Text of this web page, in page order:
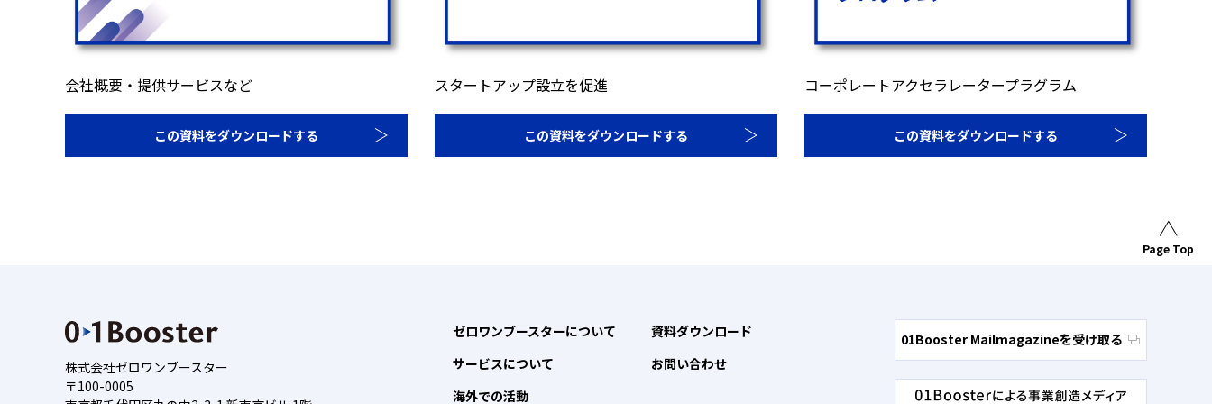
会社概要・提供サービスなど
この資料をダウンロードする
スタートアップ設立を促進
この資料をダウンロードする
コーポレートアクセラレータープラグラム
この資料をダウンロードする
Page Top
株式会社ゼロワンブースター
〒100-0005
ゼロワンブースターについて
サービスについて
海外での活動
資料ダウンロード
お問い合わせ
01Booster Mailmagazineを受け取る